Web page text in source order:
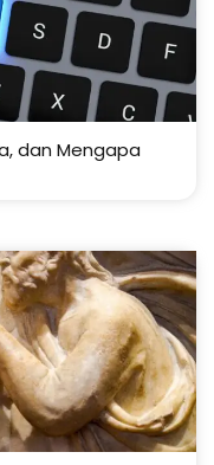
dan Mengapa